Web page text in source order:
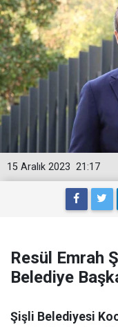
21:17
15 Aralık 2023
Resül Emrah
Belediye
Şişli Belediyesi